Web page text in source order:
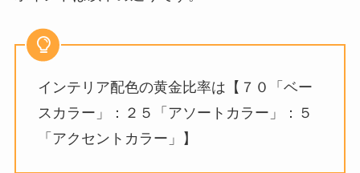
インテリア配色の黄金比率は【７０「ベー
スカラー」：２５「アソートカラー」：５
「アクセントカラー」】